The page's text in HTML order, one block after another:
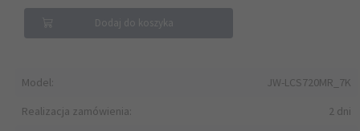
Model:
JW-LCS720MR_7K
Realizacja zamówienia:
2 dni
Dodaj do koszyka